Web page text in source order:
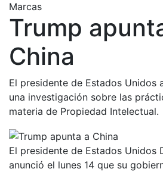
Marcas
Trump
China
El presidente de Estados Unidos
una investigación sobre las
materia de Propiedad Intelectual.
El presidente de Estados Unidos
anunció el lunes 14 que su